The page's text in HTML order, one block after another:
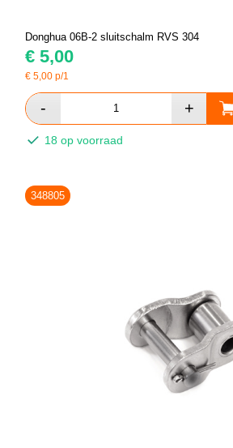
Donghua 06B-2 sluitschalm RVS 304
€ 5,00
€5,00 p/1
18 op voorraad
348805